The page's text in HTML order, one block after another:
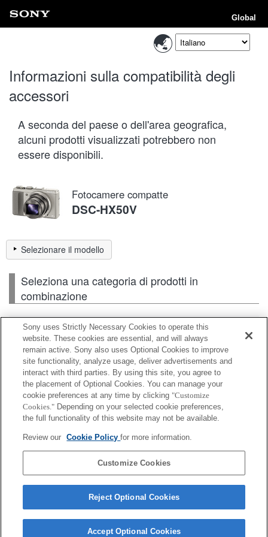
Global
Informazioni sulla compatibilità degli
accessori
A seconda del paese o dell'area geografica,
alcuni prodotti visualizzati potrebbero non
essere disponibili.
Fotocamere compatte
DSC-HX50V
Selezionare il modello
Seleziona una categoria di prodotti in
combinazione
Flash / Lampada
Scheda di memoria
Alimentazione
Accessori
A seconda del paese o dell'area geografica, alcuni
prodotti visualizzati potrebbero non essere
Contact Us Cookie Policy
Sony uses Strictly Necessary Cookies to operate this
website. These cookies are essential, and will always
remain active. Sony also uses Optional Cookies to improve
site functionality, analyze usage, deliver advertisements and
interact with third parties. By using this site, you agree to
the placement of Optional Cookies. You can manage your
cookie preferences at any time by clicking "Customize
Cookies." Depending on your selected cookie preferences,
the full functionality of this website may not be available.
Review our Cookie Policyfor more information.
Customize Cookies
Reject Optional Cookies
Accept Optional Cookies